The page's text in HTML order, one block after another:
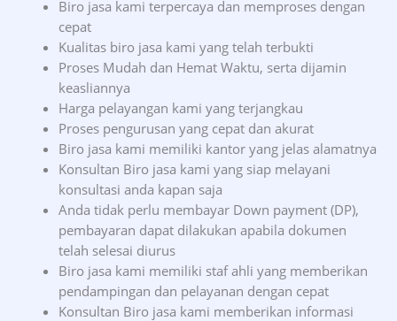
Biro jasa kami terpercaya dan memproses dengan
cepat
Kualitas biro jasa kami yang telah terbukti
Proses Mudah dan Hemat Waktu, serta dijamin
keasliannya
Harga pelayangan kami yang terjangkau
Proses pengurusan yang cepat dan akurat
Biro jasa kami memiliki kantor yang jelas alamatnya
Konsultan Biro jasa kami yang siap melayani
konsultasi anda kapan saja
Anda tidak perlu membayar Down payment (DP),
pembayaran dapat dilakukan apabila dokumen
telah selesai diurus
Biro jasa kami memiliki staf ahli yang memberikan
pendampingan dan pelayanan dengan cepat
Konsultan Biro jasa kami memberikan informasi